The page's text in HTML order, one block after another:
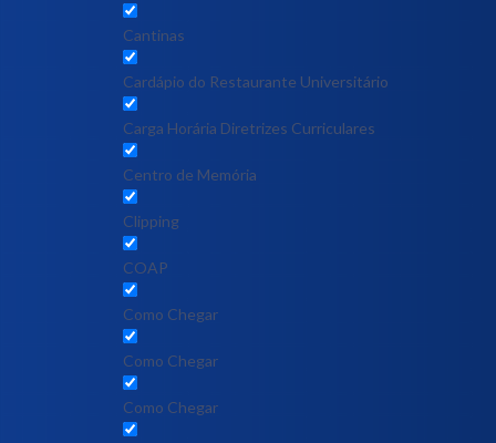
Cantinas
Cardápio do Restaurante Universitário
Carga Horária Diretrizes Curriculares
Centro de Memória
Clipping
COAP
Como Chegar
Como Chegar
Como Chegar